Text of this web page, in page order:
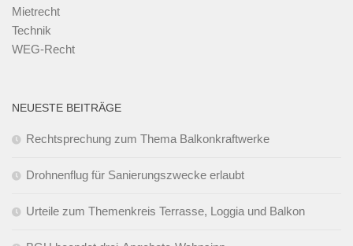
Mietrecht
Technik
WEG-Recht
NEUESTE BEITRÄGE
Rechtsprechung zum Thema Balkonkraftwerke
Drohnenflug für Sanierungszwecke erlaubt
Urteile zum Themenkreis Terrasse, Loggia und Balkon